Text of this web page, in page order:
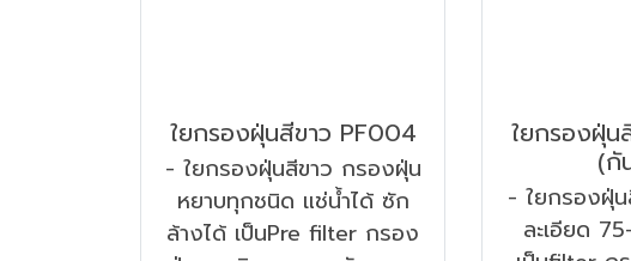
ใยกรองฝุ่นสีขาว PF004
- ใยกรองฝุ่นสีขาว กรองฝุ่น
หยาบทุกชนิด แช่น้ำได้ ซัก
ล้างได้ เป็นPre filter กรอง
ใยกรองฝุ่น
(กั
- ใยกรองฝุ่
ละเอียด